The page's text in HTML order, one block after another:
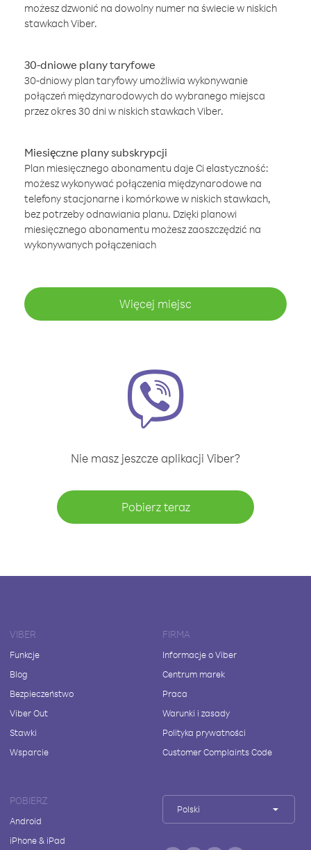
możesz dzwonić na dowolny numer na świecie w niskich
stawkach Viber.
30-dniowe plany taryfowe
30-dniowy plan taryfowy umożliwia wykonywanie
połączeń międzynarodowych do wybranego miejsca
przez okres 30 dni w niskich stawkach Viber.
Miesięczne plany subskrypcji
Plan miesięcznego abonamentu daje Ci elastyczność:
możesz wykonywać połączenia międzynarodowe na
telefony stacjonarne i komórkowe w niskich stawkach,
bez potrzeby odnawiania planu. Dzięki planowi
miesięcznego abonamentu możesz zaoszczędzić na
wykonywanych połączeniach
Więcej miejsc
Nie masz jeszcze aplikacji Viber?
Pobierz teraz
VIBER
Funkcje
Blog
Bezpieczeństwo
Viber Out
Stawki
Wsparcie
FIRMA
Informacje o Viber
Centrum marek
Praca
Warunki i zasady
Polityka prywatności
Customer Complaints Code
POBIERZ
Android
iPhone & iPad
Polski